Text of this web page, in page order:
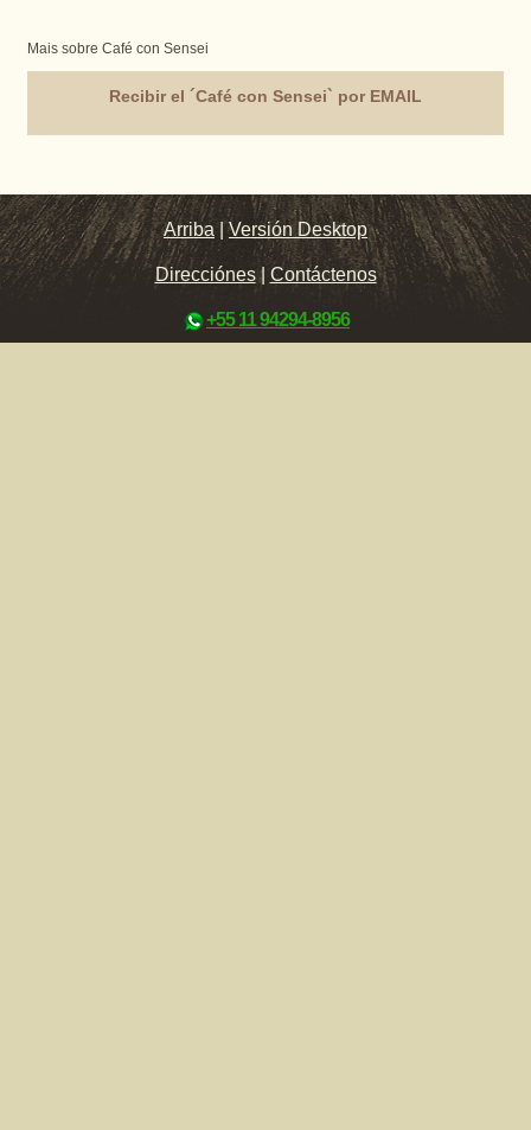
Mais sobre Café con Sensei
Recibir el ´Café con Sensei` por EMAIL
Arriba |Versión Desktop
Direcciónes| Contáctenos
+55 11 94294-8956